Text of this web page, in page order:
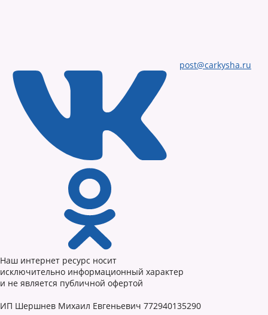
post@carkysha.ru
Наш интернет ресурс носит
исключительно информационный характер
и не является публичной офертой
ИП Шершнев Михаил Евгеньевич 772940135290